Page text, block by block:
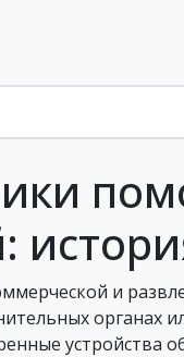
и
органах
устройства